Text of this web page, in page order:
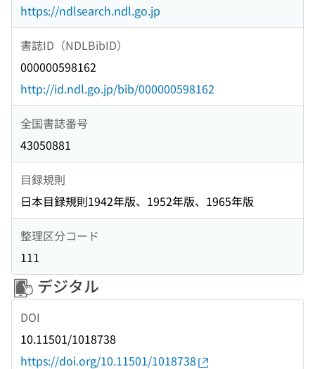
https://ndlsearch.ndl.go.jp
書誌ID（NDLBibID）
000000598162
http://id.ndl.go.jp/bib/000000598162
全国書誌番号
43050881
目録規則
日本目録規則1942年版、1952年版、1965年版
整理区分コード
111
デジタル
DOI
10.11501/1018738
https://doi.org/10.11501/1018738